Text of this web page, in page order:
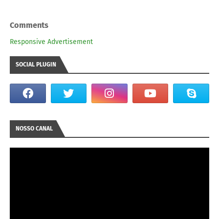
Comments
Responsive Advertisement
SOCIAL PLUGIN
NOSSO CANAL